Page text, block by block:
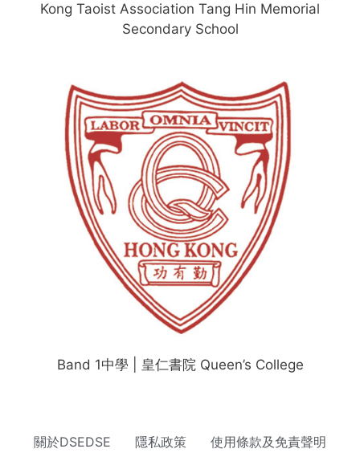
Kong Taoist Association Tang Hin Memorial
Secondary School
Band 1中學 | 皇仁書院 Queen’s College
關於DSEDSE 隱私政策 使用條款及免責聲明